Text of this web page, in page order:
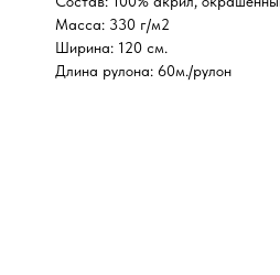
Масса: 330 г/м2
Ширина: 120 см.
Длина рулона: 60м./рулон